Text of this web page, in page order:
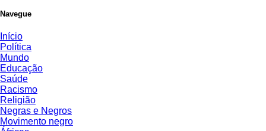
Navegue
Início
Política
Mundo
Educação
Saúde
Racismo
Religião
Negras e Negros
Movimento negro